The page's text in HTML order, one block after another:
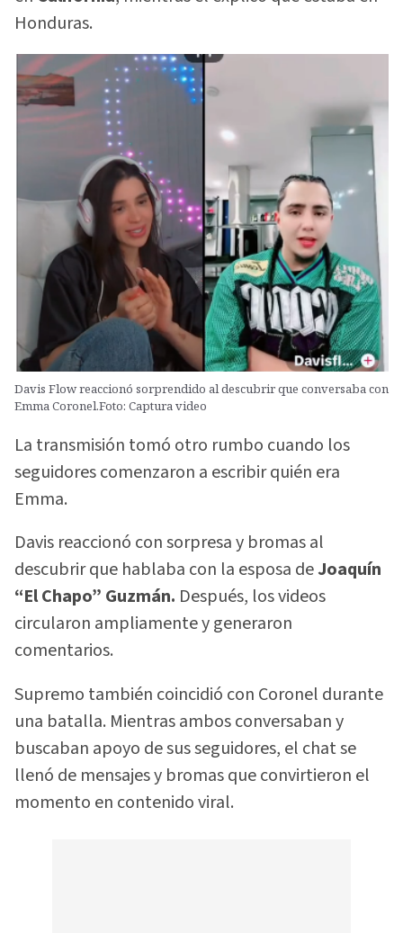
Honduras.
Davis Flow reaccionó sorprendido al descubrir que conversaba con
Emma Coronel.Foto: Captura video
La transmisión tomó otro rumbo cuando los
seguidores comenzaron a escribir quién era
Emma.
Davis reaccionó con sorpresa y bromas al
descubrir que hablaba con la esposa deJoaquín
“El Chapo” Guzmán. Después, los videos
circularon ampliamente y generaron
comentarios.
Supremo también coincidió con Coronel durante
una batalla. Mientras ambos conversaban y
buscaban apoyo de sus seguidores, el chat se
llenó de mensajes y bromas que convirtieron el
momento en contenido viral.